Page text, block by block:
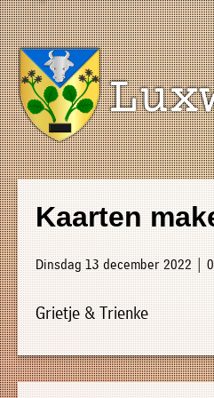
Kaarten
Dinsdag 13 december 2022 |
Grietje & Trienke
»
Home
»
Welkom
»
Nieuws
»
Agenda
»
Luxwoude.net
Plaatselijk
belang
Op
dit
moment
bestaat
het
bestuur